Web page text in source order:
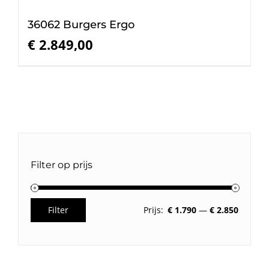
36062 Burgers Ergo
€ 2.849,00
Filter op prijs
Max.
Filter Prijs: € 1.790 — € 2.850